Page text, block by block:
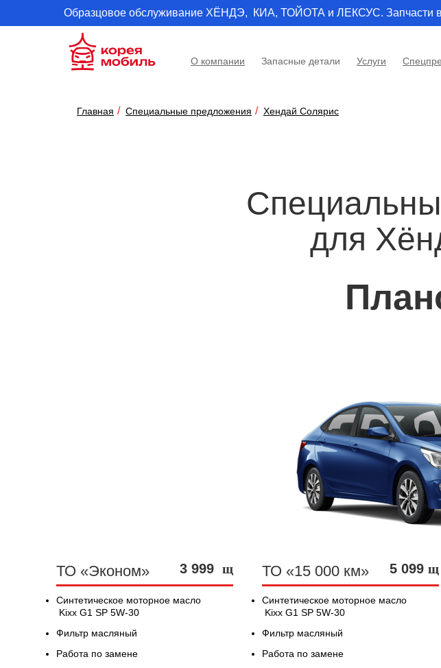
Образцовое обслуживание ХЁНДЭ, КИА, ТОЙОТА и ЛЕКСУС. Запчасти в
О компании Запасные детали Услуги
Главная Специальные предложения Хендай Солярис
для
ТО «Эконом» 3 999 щ
Синтетическое моторное масло
Kixx G1 SP 5W-30
Фильтр масляный
Работа по замене
ТО «15 000 км» 5 099 щ
Синтетическое моторное масло
Kixx G1 SP 5W-30
Фильтр масляный
Работа по замене